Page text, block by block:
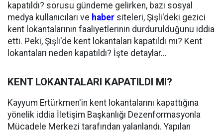
kapatıldı? sorusu gündeme gelirken, bazı sosyal
medya kullanıcıları ve haber siteleri, Şişli'deki gezici
kent lokantalarının faaliyetlerinin durdurulduğunu iddia
etti. Peki, Şişli'de kent lokantaları kapatıldı mı? Kent
lokantaları neden kapatıldı? İşte detaylar...
KENT LOKANTALARI KAPATILDI MI?
Kayyum Ertürkmen'in kent lokantalarını kapattığına
yönelik iddia İletişim Başkanlığı Dezenformasyonla
Mücadele Merkezi tarafından yalanlandı. Yapılan